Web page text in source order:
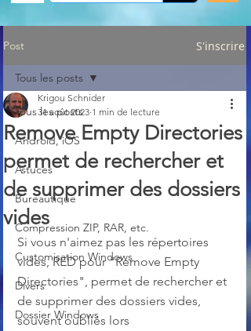
Post S'inscrire
Tous les posts
Android, iOS
Astuces
Bureautique
Compression ZIP, RAR, etc.
Customisation Windows
Divers
Dossier Windows
Tous les posts
Remove Empty Directories
permet de rechercher et
de supprimer des dossiers
vides
Krigou Schnider
31 août 2023 1 min de lecture
Si vous n'aimez pas les répertoires
vides, RED pour "Remove Empty
Directories", permet de rechercher et
de supprimer des dossiers vides,
souvent oubliés lors